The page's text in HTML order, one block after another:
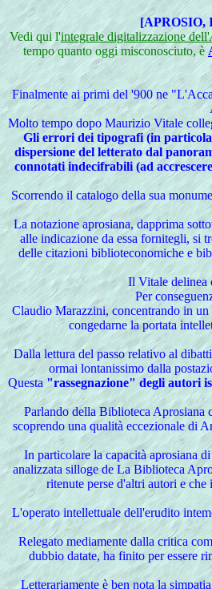
Vedi qui l'integrale digitalizzazione dell'
tempo quanto oggi misconosciuto, è
Finalmente ai primi del '900 ne
Molto tempo dopo Maurizio Vitale
Gli errori dei tipografi (in
dispersione del letterato dal
connotati indecifrabili (ad
Scorrendo il catalogo della sua
La notazione aprosiana, dapprima
alle indicazione da essa fornitegli, si
delle citazioni biblioteconomiche e
Il Vitale delinea
Per
Claudio Marazzini, concentrando in
congedarne la portata
Dalla lettura del passo relativo al
ormai lontanissimo dalla
Questa"rassegnazione" degli autori
Parlando della Biblioteca Aprosiana
scoprendo una qualità eccezionale di
In particolare la capacità aprosiana
analizzata silloge de La Biblioteca
ritenute perse d'altri autori e
L'operato intellettuale dell'erudito
Relegatomediamente dalla critica
dubbio datate, ha finito per essere
Letterariamente è ben nota la